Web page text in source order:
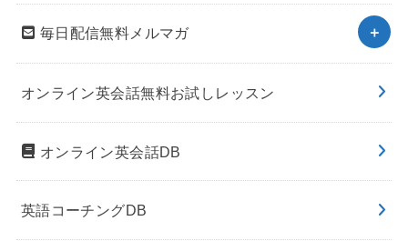
毎日配信無料メルマガ
オンライン英会話無料お試しレッスン
オンライン英会話DB
英語コーチングDB